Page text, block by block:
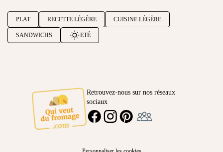
PLAT RECETTE LÉGÈRE CUISINE LÉGÈRE
SANDWICHS ETÉ
Retrouvez-nous sur nos réseaux
sociaux
FACEBOOKINSTAGRAMPINTEREST